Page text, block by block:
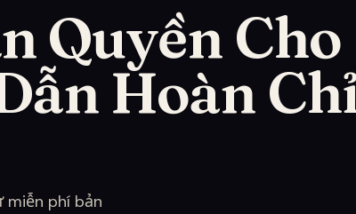
Quyền Cho
Hoàn
miễn phí bản